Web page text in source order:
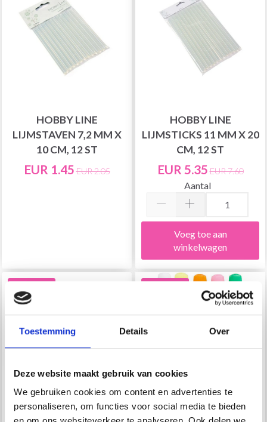
Toestemming Details Over
Deze website maakt gebruik van cookies
We gebruiken cookies om content en advertenties te
personaliseren, om functies voor social media te bieden
HOBBY LINE
LIJMSTAVEN 7,2 MM X
10 CM, 12 ST
EUR 1.45 EUR 2.05
HOBBY LINE
LIJMSTICKS 11 MM X 20
CM, 12 ST
EUR 5.35 EUR 7.60
Aantal
Voeg toe aan
winkelwagen
30% korting 30% korting